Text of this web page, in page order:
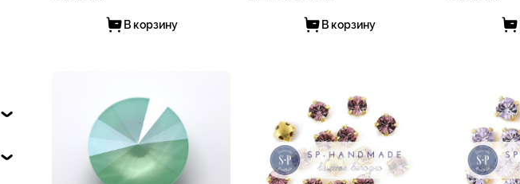
В корзину В корзину